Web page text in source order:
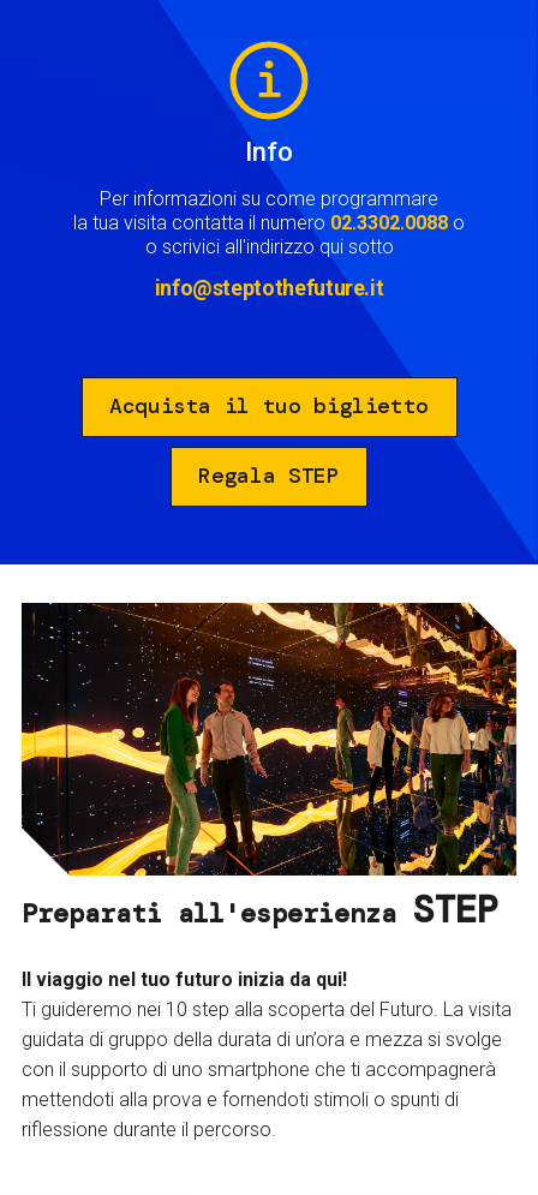
Info
Per informazioni su come programmare
la tua visita contatta il numero 02.3302.0088 o
o scrivici all'indirizzo qui sotto
info@steptothefuture.it
Acquista il tuo biglietto
Regala STEP
Preparati all'esperienza STEP
Il viaggio nel tuo futuro inizia da qui!
Ti guideremo nei 10 step alla scoperta del Futuro. La visita
guidata di gruppo della durata di un’ora e mezza si svolge
con il supporto di uno smartphone che ti accompagnerà
mettendoti alla prova e fornendoti stimoli o spunti di
riflessione durante il percorso.